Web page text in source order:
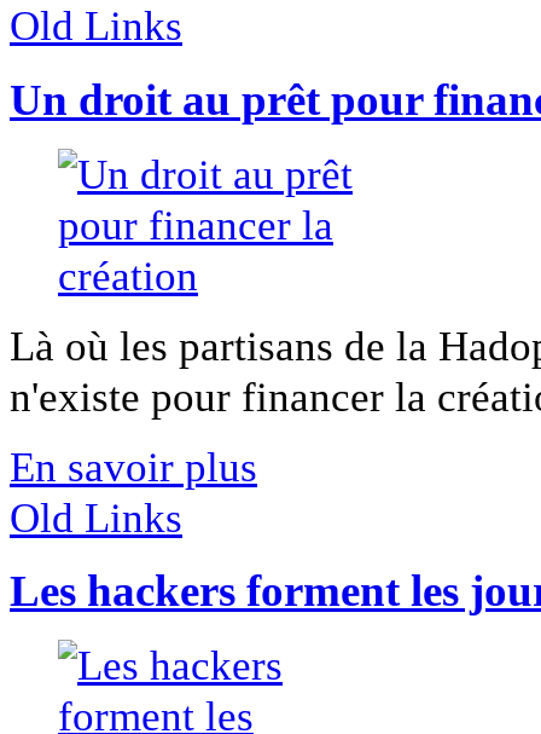
Old Links
Un droit au prêt pour
Là où les partisans de la
n'existe pour financer la
En savoir plus
Old Links
Les hackers forment les